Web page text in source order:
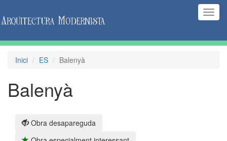
Inici ES Balenyà
Balenyà
Obra desapareguda